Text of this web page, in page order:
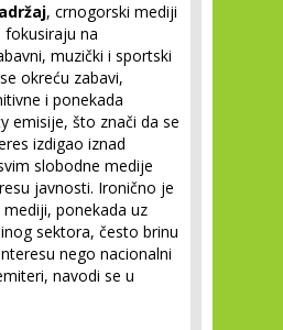
, crnogorski mediji
na
muzički i sportski
okreću zabavi,
i ponekada
emisije, što znači da se
izdigao iznad
slobodne medije
javnosti. Ironično je
ponekada uz
sektora, često brinu
nego nacionalni
navodi se u